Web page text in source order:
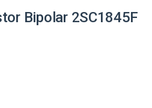
Bipolar 2SC1845F